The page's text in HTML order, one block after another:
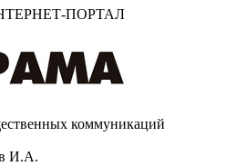
ПОРТАЛ
коммуникаций
И.А.